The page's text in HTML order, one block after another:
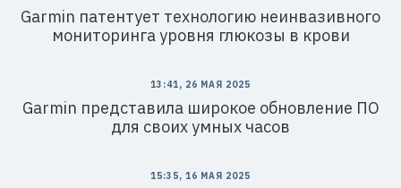
Garmin патентует технологию неинвазивного
мониторинга уровня глюкозы в крови
13:41, 26 МАЯ 2025
Garmin представила широкое обновление ПО
для своих умных часов
15:35, 16 МАЯ 2025